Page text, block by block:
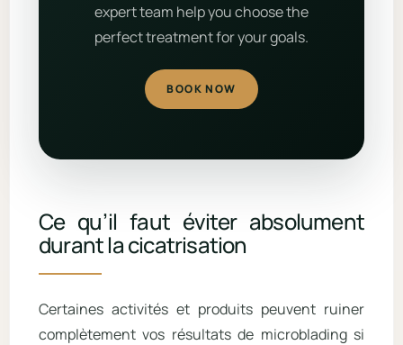
expert team help you choose the
perfect treatment for your goals.
BOOK NOW
Ce qu’il faut éviter absolument
durant la cicatrisation
Certaines activités et produits peuvent ruiner
complètement vos résultats de microblading si